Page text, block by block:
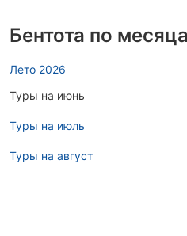
Бентота по
Лето 2026
Туры на июнь
Туры на июль
Туры на август